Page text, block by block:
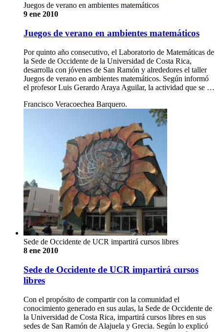
Juegos de verano en ambientes matemáticos
9 ene 2010
Juegos de verano en ambientes matemáticos
Por quinto año consecutivo, el Laboratorio de Matemáticas de
la Sede de Occidente de la Universidad de Costa Rica,
desarrolla con jóvenes de San Ramón y alrededores el taller
Juegos de verano en ambientes matemáticos. Según informó
el profesor Luis Gerardo Araya Aguilar, la actividad que se …
Francisco Veracoechea Barquero.
Sede de Occidente de UCR impartirá cursos libres
8 ene 2010
Sede de Occidente de UCR impartirá cursos
libres
Con el propósito de compartir con la comunidad el
conocimiento generado en sus aulas, la Sede de Occidente de
la Universidad de Costa Rica, impartirá cursos libres en sus
sedes de San Ramón de Alajuela y Grecia. Según lo explicó